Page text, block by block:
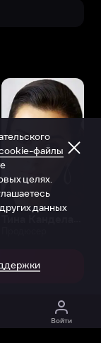
Войти
файлы
целях.
данных